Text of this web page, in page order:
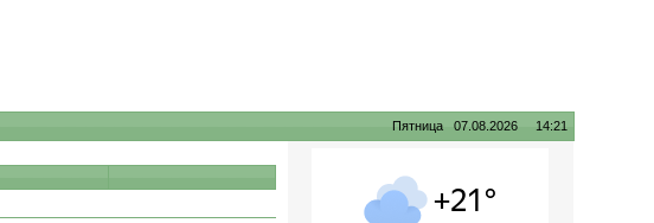
Пятница 07.08.2026 14:21